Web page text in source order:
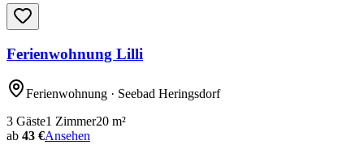
Ferienwohnung Lilli
Ferienwohnung · Seebad Heringsdorf
3 Gäste1 Zimmer20 m²
ab 43 €Ansehen